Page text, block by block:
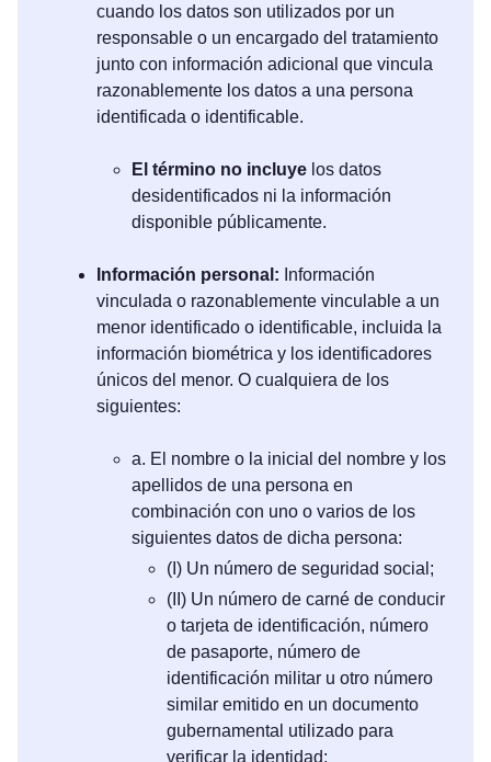
cuando los datos son utilizados por un
responsable o un encargado del tratamiento
junto con información adicional que vincula
razonablemente los datos a una persona
identificada o identificable.
El término no incluye los datos
desidentificados ni la información
disponible públicamente.
Información personal: Información
vinculada o razonablemente vinculable a un
menor identificado o identificable, incluida la
información biométrica y los identificadores
únicos del menor. O cualquiera de los
siguientes:
a. El nombre o la inicial del nombre y los
apellidos de una persona en
combinación con uno o varios de los
siguientes datos de dicha persona:
(I) Un número de seguridad social;
(II) Un número de carné de conducir
o tarjeta de identificación, número
de pasaporte, número de
identificación militar u otro número
similar emitido en un documento
gubernamental utilizado para
verificar la identidad;